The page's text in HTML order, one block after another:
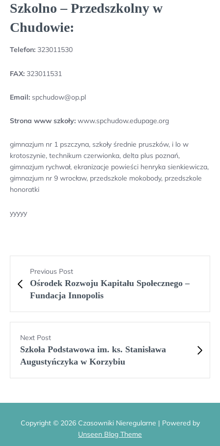
Szkolno – Przedszkolny w
Chudowie:
Telefon: 323011530
FAX: 323011531
Email: spchudow@op.pl
Strona www szkoły: www.spchudow.edupage.org
gimnazjum nr 1 pszczyna, szkoły średnie pruszków, i lo w
krotoszynie, technikum czerwionka, delta plus poznań,
gimnazjum rychwał, ekranizacje powieści henryka sienkiewicza,
gimnazjum nr 9 wrocław, przedszkole mokobody, przedszkole
honoratki
yyyyy
Previous Post
Ośrodek Rozwoju Kapitału Społecznego –
Fundacja Innopolis
Next Post
Szkoła Podstawowa im. ks. Stanisława
Augustyńczyka w Korzybiu
Copyright © 2026 Czasowniki Nieregularne | Powered by
Unseen Blog Theme